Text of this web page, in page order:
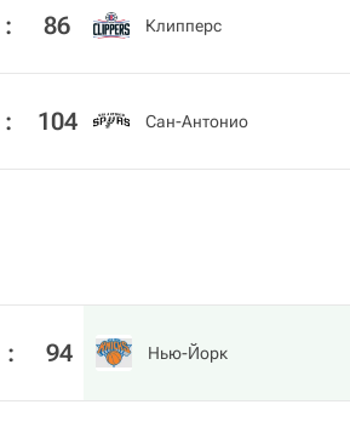
: 86 Клипперс
: 104 Сан-Антонио
: 94 Нью-Йорк